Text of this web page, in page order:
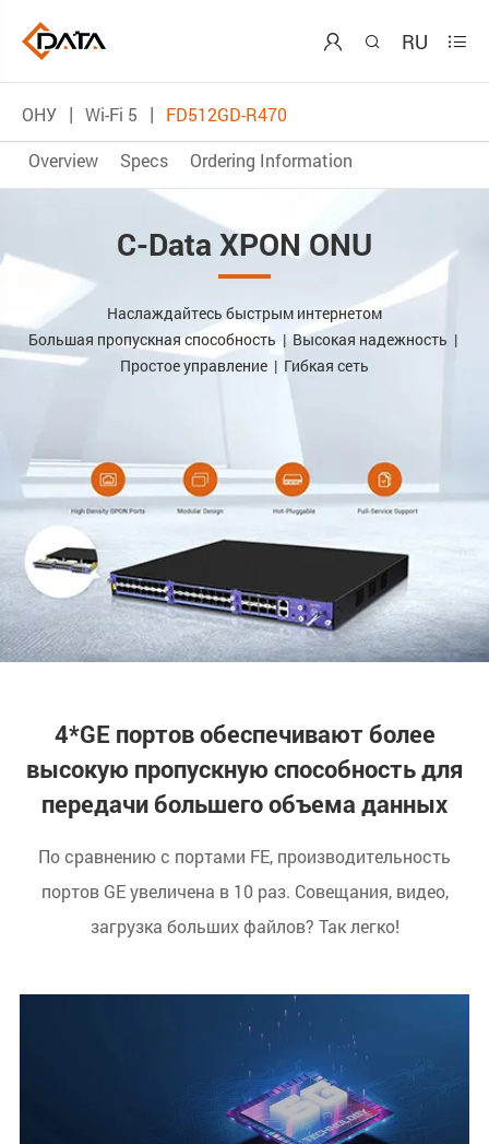
  RU 
ОНУ Wi-Fi 5
FD512GD-R470
Overview
Specs Ordering Information
C-Data XPON ONU
Наслаждайтесь быстрым интернетом
Большая пропускная способность | Высокая надежность |
Простое управление | Гибкая сеть
4*GE портов обеспечивают более
высокую пропускную способность для
передачи большего объема данных
По сравнению с портами FE, производительность
портов GE увеличена в 10 раз. Совещания, видео,
загрузка больших файлов? Так легко!